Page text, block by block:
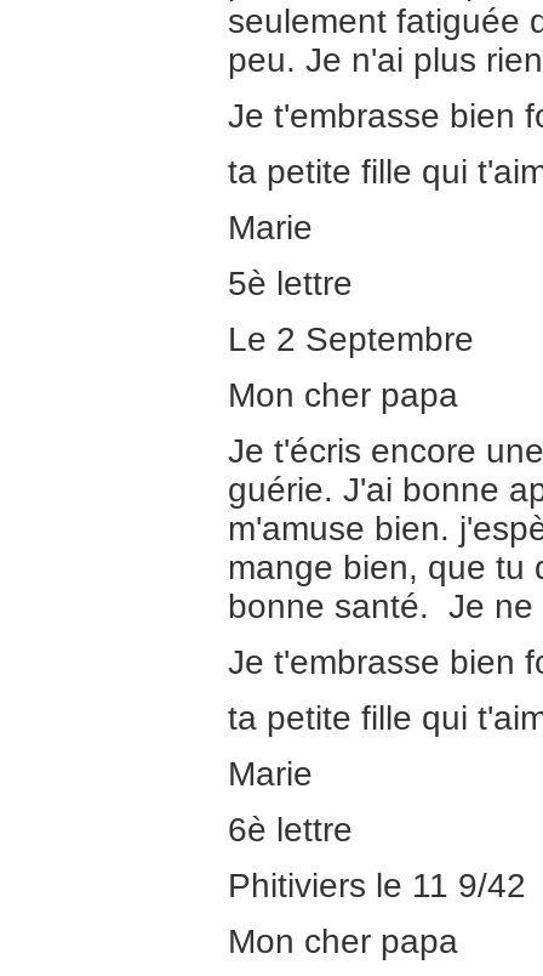
seulement fatiguée
peu. Je n'ai plus
Je t'embrasse bien
ta petite fille qui
Marie
5è lettre
Le 2 Septembre
Mon cher papa
Je t'écris encore
guérie. J'ai bonne
m'amuse bien.
mange bien, que tu
bonne santé. Je ne
Je t'embrasse bien
ta petite fille qui
Marie
6è lettre
Phitiviers le 11 9/42
Mon cher papa